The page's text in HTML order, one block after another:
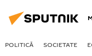
POLITICĂ SOCIETATE